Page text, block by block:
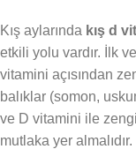
Kış aylarında kış d
etkili yolu vardır. İlk
vitamini açısından
balıklar (somon,
ve D vitamini ile
mutlaka yer almalıdır.